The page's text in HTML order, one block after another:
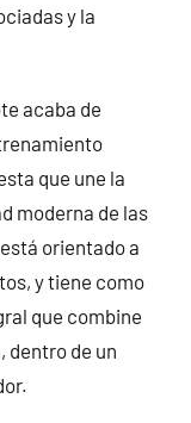
y la
acaba de
que une la
moderna de las
orientado a
y tiene como
que combine
dentro de un